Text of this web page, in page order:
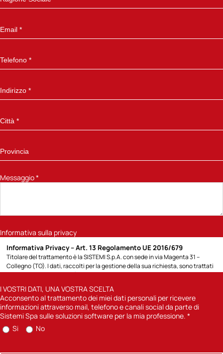
Messaggio*
Informativa sulla privacy
Informativa Privacy – Art. 13 Regolamento UE 2016/679
Titolare del trattamento è la SISTEMI S.p.A. con sede in via Magenta 31 –
Collegno (TO). I dati, raccolti per la gestione della sua richiesta, sono trattati
per la seguente finalità: 1) rispondere alla richiesta di informazioni sui prodotti
contattarla attraverso modalità tradizionali (posta cartacea, chiamate
telefoniche con operatore) o automatizzate (e-mail, sms); 2) previa
acquisizione del suo consenso, inviarle comunicazioni informative sulle
soluzioni software di Sistemi Spa per la sua professione. Per quanto concerne
la finalità di cui punto 1) la base giuridica è l’art. 6) lettera b) del Reg UE
I VOSTRI DATI, UNA VOSTRA SCELTA
Acconsento al trattamento dei miei dati personali per ricevere
informazioni attraverso mail, telefono e canali social da parte di
Sistemi Spa sulle soluzioni software per la mia professione. *
Si
No